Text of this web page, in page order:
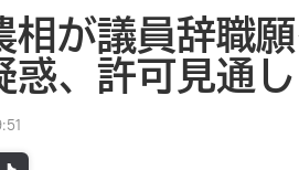
相が議員辞職
惑、許可見通し